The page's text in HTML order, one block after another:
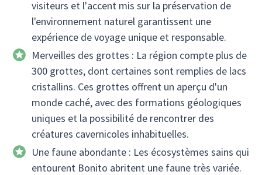
visiteurs et l'accent mis sur la préservation de
l'environnement naturel garantissent une
expérience de voyage unique et responsable.
Merveilles des grottes : La région compte plus de
300 grottes, dont certaines sont remplies de lacs
cristallins. Ces grottes offrent un aperçu d'un
monde caché, avec des formations géologiques
uniques et la possibilité de rencontrer des
créatures cavernicoles inhabituelles.
Une faune abondante : Les écosystèmes sains qui
entourent Bonito abritent une faune très variée.